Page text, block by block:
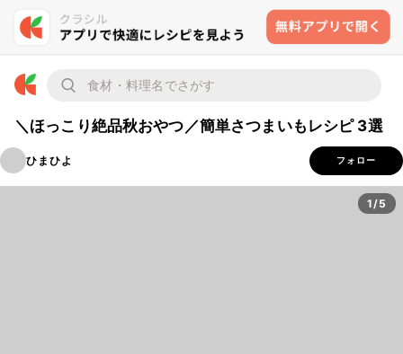
＼ほっこり絶品秋おやつ／簡単さつまいもレシピ 3選
ひまひよ フォロー
1/5